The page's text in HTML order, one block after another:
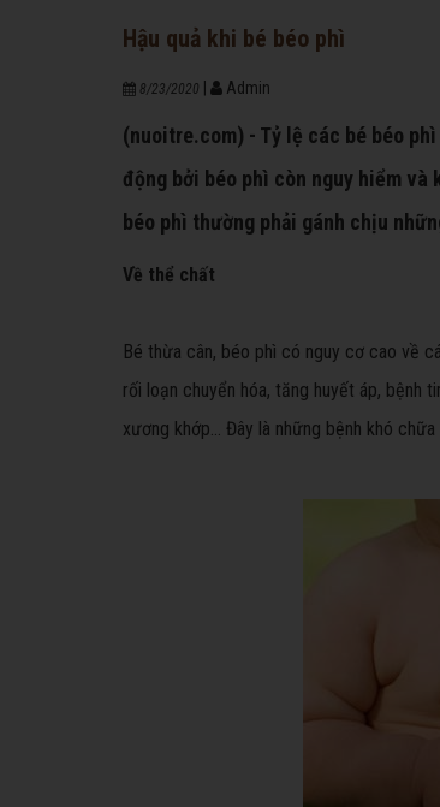
Hậu quả khi bé béo phì
8/23/2020 Admin
(nuoitre.com) - Tỷ lệ các bé béo
động bởi béo phì còn nguy hiểm
béo phì thường phải gánh chịu
Về thể chất
Bé thừa cân, béo phì có nguy cơ cao về
rối loạn chuyển hóa, tăng huyết áp, bệnh
xương khớp… Đây là những bệnh khó